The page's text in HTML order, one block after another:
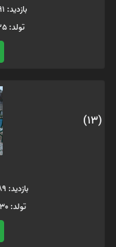
بازدید: 91 - کد متوفی: 5061415
تولد: 1343/11/25 فوت: 1361/02/16
(13)
بازدید: 89 - کد متوفی: 5061715
تولد: 1349/06/30 فوت: 1365/10/22